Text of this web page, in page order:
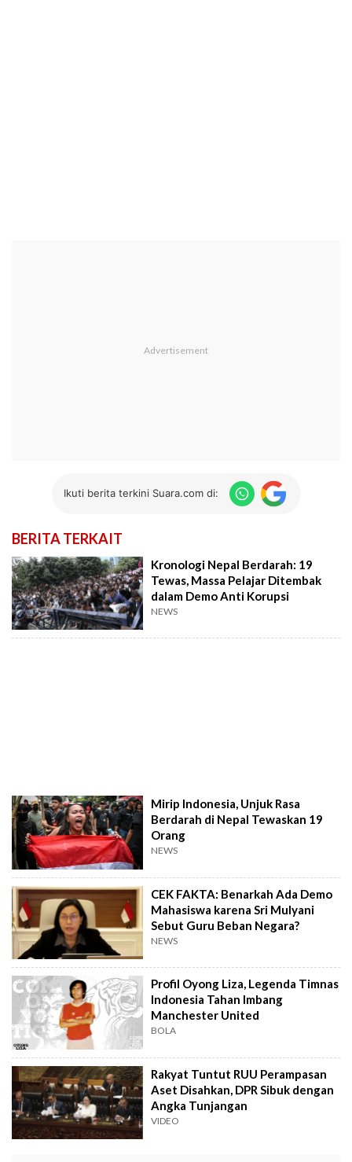
Ikuti berita terkini Suara.com di:
BERITA TERKAIT
Kronologi Nepal Berdarah: 19
Tewas, Massa Pelajar Ditembak
dalam Demo Anti Korupsi
NEWS
Mirip Indonesia, Unjuk Rasa
Berdarah di Nepal Tewaskan 19
Orang
NEWS
CEK FAKTA: Benarkah Ada Demo
Mahasiswa karena Sri Mulyani
Sebut Guru Beban Negara?
NEWS
Profil Oyong Liza, Legenda Timnas
Indonesia Tahan Imbang
Manchester United
BOLA
Rakyat Tuntut RUU Perampasan
Aset Disahkan, DPR Sibuk dengan
Angka Tunjangan
VIDEO